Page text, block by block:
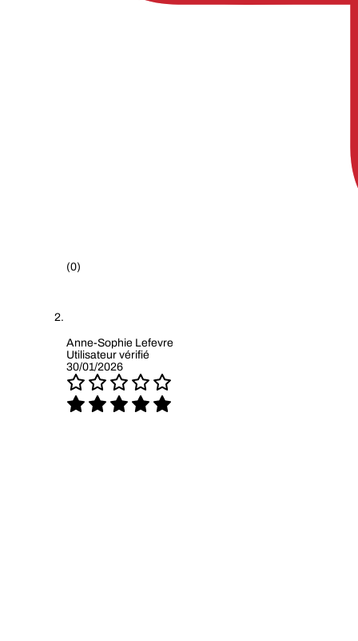
(0)
Anne-Sophie Lefevre
Utilisateur vérifié
30/01/2026